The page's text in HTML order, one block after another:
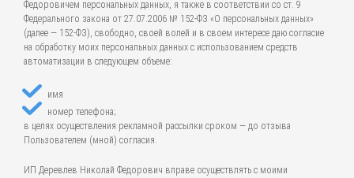
Федоровичем персональных данных, я также в соответствии со ст. 9
Федерального закона от 27.07.2006 № 152-ФЗ «О персональных данных»
(далее — 152-ФЗ), свободно, своей волей и в своем интересе даю согласие
на обработку моих персональных данных с использованием средств
автоматизации в следующем объеме:
имя
номер телефона;
в целях осуществления рекламной рассылки сроком — до отзыва
Пользователем (мной) согласия.
ИП Деревлев Николай Федорович вправе осуществлять с моими